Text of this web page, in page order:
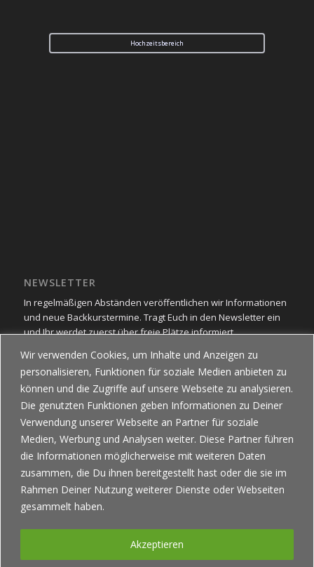
Wir verwenden Cookies, um Inhalte und Anzeigen zu
personalisieren, Funktionen für soziale Medien anbieten zu
können und die Zugriffe auf unsere Webseite zu analysieren.
Die genutzten Funktionen geben Informationen zu Deiner
Verwendung unserer Webseite an Partner für soziale
Medien, Werbung und Analysen weiter. Diese Partner führen
die Informationen möglicherweise mit weiteren Daten
zusammen, die Du ihnen bereitgestellt hast oder die sie im
Rahmen Deiner Nutzung weiterer Dienste oder Webseiten
gesammelt haben.
Akzeptieren
Hochzeitsbereich
NEWSLETTER
In regelmäßigen Abständen veröffentlichen wir Informationen
und neue Backkurstermine. Tragt Euch in den Newsletter ein
und Ihr werdet zuerst über freie Plätze informiert.
Newsletter
WIDERRUF
Du möchtest eine Online-Bestellung widerrufen?
Über den folgenden Button kannst Du Deinen Widerruf
einfach online erklären.
Vertrag widerrufen